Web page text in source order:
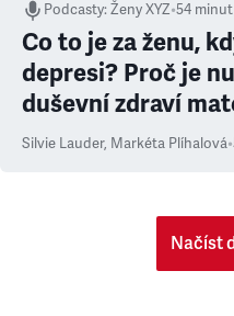
Podcasty:Ženy XYZ•54 minut
Co to je za ženu,
depresi? Proč je
duševní zdraví
Silvie Lauder, Markéta Plíhalová•
Načíst